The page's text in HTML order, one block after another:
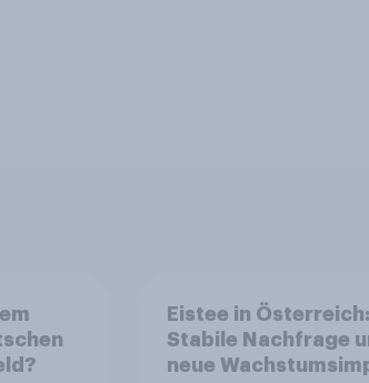
Eistee in Österreich:
Stabile Nachfrage
neue